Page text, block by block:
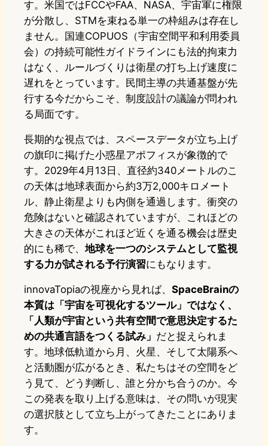
す。米国ではFCCやFAA、NASA、宇宙軍に権限
が分散し、STMを束ねる単一の枠組みは存在し
ません。国連COPUOS（宇宙空間平和利用委員
会）の持続可能性ガイドラインにも法的拘束力
はなく、ルールづくりは衛星の打ち上げ速度に
遅れをとっています。民間主導の共通基盤が先
行する今だからこそ、制度設計の議論が問われ
る局面です。
長期的な視点では、スペースデータが立ち上げ
の旗印に掲げた小惑星アポフィスが象徴的で
す。2029年4月13日、直径約340メートルのこ
の天体は地球表面から約3万2,000キロメート
ル、静止衛星よりも内側を通過します。衝突の
危険はないと確認されていますが、これほどの
大きさの天体がこれほど近くを通る機会は歴史
的にも稀で、 地球を一つのシステムとして監視
する力が試される予行演習にもなります。
innovaTopiaの視座から見れば、 SpaceBrainの
本質は「宇宙を可視化するツール」ではなく、
「人類が宇宙という共有空間で意思決定するた
めの共通言語をつくる試み」 だと捉えられま
す。地球低軌道から月、火星、そして太陽系へ
と活動圏が広がるとき、私たちはその空間をど
う見て、どう判断し、誰と分かち合うのか。今
この発表を取り上げる意味は、その問いが現実
の選択肢として立ち上がってきたことにありま
す。